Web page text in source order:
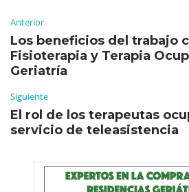
Anterior
Los beneficios del trabajo
Fisioterapia y Terapia
Geriatría
Siguiente
El rol de los terapeutas
servicio de teleasistencia